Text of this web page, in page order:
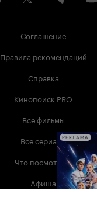
Соглашение
Правила рекомендаций
Справка
Кинопоиск PRO
Все фильмы
Все сериалы
Что посмотреть
Афиша
РЕКЛАМА